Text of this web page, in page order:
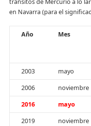
en Navarra (para el
Año Mes
2003
mayo
2006
noviembre
2016
mayo
2019
noviembre